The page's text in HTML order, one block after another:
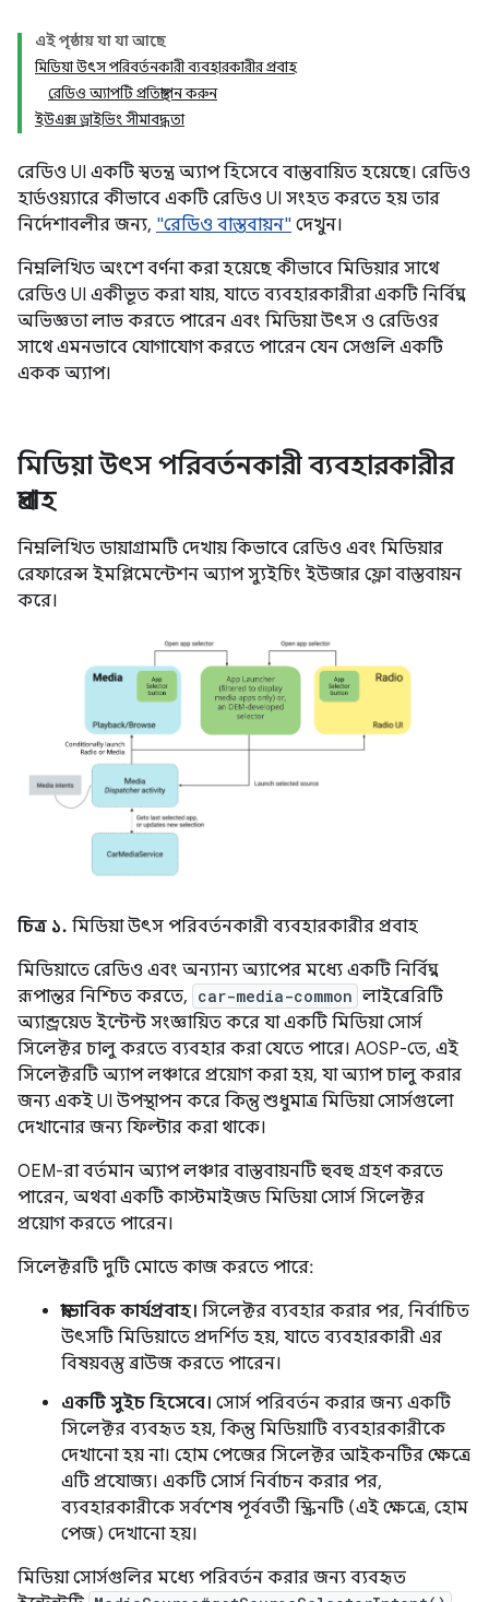
এই পৃষ্ঠায় যা যা আছে
মিডিয়া উৎস পরিবর্তনকারী ব্যবহারকারীর প্রবাহ
রেডিও অ্যাপটি প্রতিস্থাপন করুন
ইউএক্স ড্রাইভিং সীমাবদ্ধতা
রেডিও UI একটি স্বতন্ত্র অ্যাপ হিসেবে বাস্তবায়িত হয়েছে। রেডিও
হার্ডওয়্যারে কীভাবে একটি রেডিও UI সংহত করতে হয় তার
নির্দেশাবলীর জন্য, "রেডিও বাস্তবায়ন" দেখুন।
নিম্নলিখিত অংশে বর্ণনা করা হয়েছে কীভাবে মিডিয়ার সাথে
রেডিও UI একীভূত করা যায়, যাতে ব্যবহারকারীরা একটি নির্বিঘ্ন
অভিজ্ঞতা লাভ করতে পারেন এবং মিডিয়া উৎস ও রেডিওর
সাথে এমনভাবে যোগাযোগ করতে পারেন যেন সেগুলি একটি
একক অ্যাপ।
মিডিয়া উৎস পরিবর্তনকারী ব্যবহারকারীর
প্রবাহ
নিম্নলিখিত ডায়াগ্রামটি দেখায় কিভাবে রেডিও এবং মিডিয়ার
রেফারেন্স ইমপ্লিমেন্টেশন অ্যাপ স্যুইচিং ইউজার ফ্লো বাস্তবায়ন
করে।
চিত্র ১. মিডিয়া উৎস পরিবর্তনকারী ব্যবহারকারীর প্রবাহ
মিডিয়াতে রেডিও এবং অন্যান্য অ্যাপের মধ্যে একটি নির্বিঘ্ন
রূপান্তর নিশ্চিত করতে, car-media-common লাইব্রেরিটি
অ্যান্ড্রয়েড ইন্টেন্ট সংজ্ঞায়িত করে যা একটি মিডিয়া সোর্স
সিলেক্টর চালু করতে ব্যবহার করা যেতে পারে। AOSP-তে, এই
সিলেক্টরটি অ্যাপ লঞ্চারে প্রয়োগ করা হয়, যা অ্যাপ চালু করার
জন্য একই UI উপস্থাপন করে কিন্তু শুধুমাত্র মিডিয়া সোর্সগুলো
দেখানোর জন্য ফিল্টার করা থাকে।
OEM-রা বর্তমান অ্যাপ লঞ্চার বাস্তবায়নটি হুবহু গ্রহণ করতে
পারেন, অথবা একটি কাস্টমাইজড মিডিয়া সোর্স সিলেক্টর
প্রয়োগ করতে পারেন।
সিলেক্টরটি দুটি মোডে কাজ করতে পারে:
স্বাভাবিক কার্যপ্রবাহ। সিলেক্টর ব্যবহার করার পর, নির্বাচিত
উৎসটি মিডিয়াতে প্রদর্শিত হয়, যাতে ব্যবহারকারী এর
বিষয়বস্তু ব্রাউজ করতে পারেন।
একটি সুইচ হিসেবে। সোর্স পরিবর্তন করার জন্য একটি
সিলেক্টর ব্যবহৃত হয়, কিন্তু মিডিয়াটি ব্যবহারকারীকে
দেখানো হয় না। হোম পেজের সিলেক্টর আইকনটির ক্ষেত্রে
এটি প্রযোজ্য। একটি সোর্স নির্বাচন করার পর,
ব্যবহারকারীকে সর্বশেষ পূর্ববর্তী স্ক্রিনটি (এই ক্ষেত্রে, হোম
পেজ) দেখানো হয়।
মিডিয়া সোর্সগুলির মধ্যে পরিবর্তন করার জন্য ব্যবহৃত